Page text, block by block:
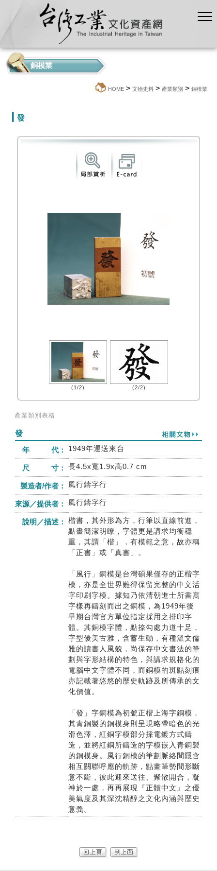
銅模業
HOME > 文物史料 > 產業類別 > 銅模業
發
(1/2) (2/2)
產業類別表格
發
年 代：
1949年運送來台
尺 寸： 長4.5x寬1.9x高0.7 cm
製造者/作者： 風行鑄字行
來源／提供者： 風行鑄字行
說明／描述：
楷書，其外形為方，行筆以直線前進，
點畫簡潔明瞭，字體更是講求均衡穩
重，其謂「楷」，有模範之意，故亦稱
「正書」或「真書」。
「風行」銅模是台灣碩果僅存的正楷字
模，亦是全世界難得保留完整的中文活
字印刷字模。據知乃依清朝進士所書寫
字樣再鑄刻而出之銅模，為1949年後
早期台灣官方單位指定採用之排印字
體。其銅模字體，點捺勾處力道十足，
字型優美古雅，含蓄生動，有種溫文儒
雅的讀書人風貌，尚保存中文書法的筆
劃與字形結構的特色，與講求規格化的
電腦中文字體不同，而銅模的斑點刻痕
亦記載著悠悠的歷史軌跡及所傳承的文
化價值。
「發」字銅模為初號正楷上海字銅模，
其青銅製的銅模身則呈現略帶暗色的光
滑色澤，紅銅字模部分採電鍍方式鑄
造，並將紅銅所鑄造的字模嵌入青銅製
的銅模身。風行銅模的筆劃脈絡間隱含
相互關聯呼應的軌跡，點畫筆勢間形斷
意不斷，彼此迎來送往、聚散開合，凝
神於一處，再再展現『正體中文』之優
美氣度及其深沈精醇之文化內涵與歷史
意義。